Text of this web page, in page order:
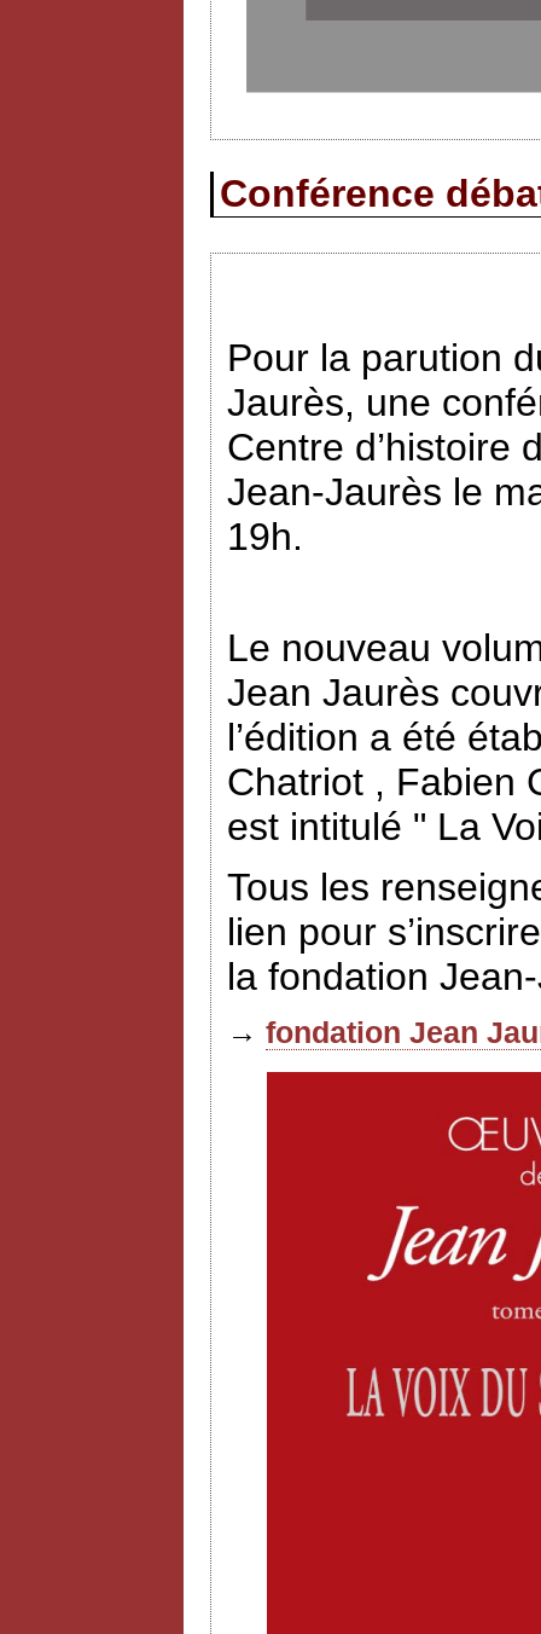
Conférence
Pour la parution
Jaurès, une
Centre d’histoire
Jean-Jaurès le
19h.
Le nouveau
Jean Jaurès
l’édition a été
Chatriot , Fabien
est intitulé " La
Tous les
lien pour
la fondation
→ fondation Jean